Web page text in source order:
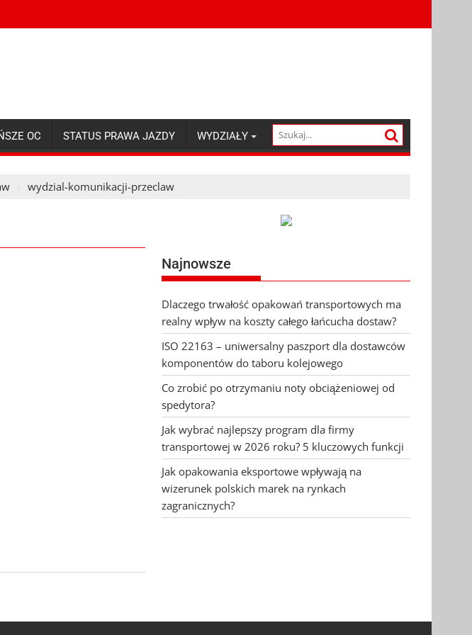
OC STATUS PRAWA JAZDY WYDZIAŁY
wydzial-komunikacji-przeclaw
Najnowsze
Dlaczego trwałość opakowań transportowych ma
realny wpływ na koszty całego łańcucha dostaw?
ISO 22163 – uniwersalny paszport dla dostawców
komponentów do taboru kolejowego
Co zrobić po otrzymaniu noty obciążeniowej od
spedytora?
Jak wybrać najlepszy program dla firmy
transportowej w 2026 roku? 5 kluczowych funkcji
Jak opakowania eksportowe wpływają na
wizerunek polskich marek na rynkach
zagranicznych?